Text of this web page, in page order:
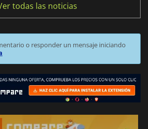
todas las noticias
o responder un mensaje iniciando